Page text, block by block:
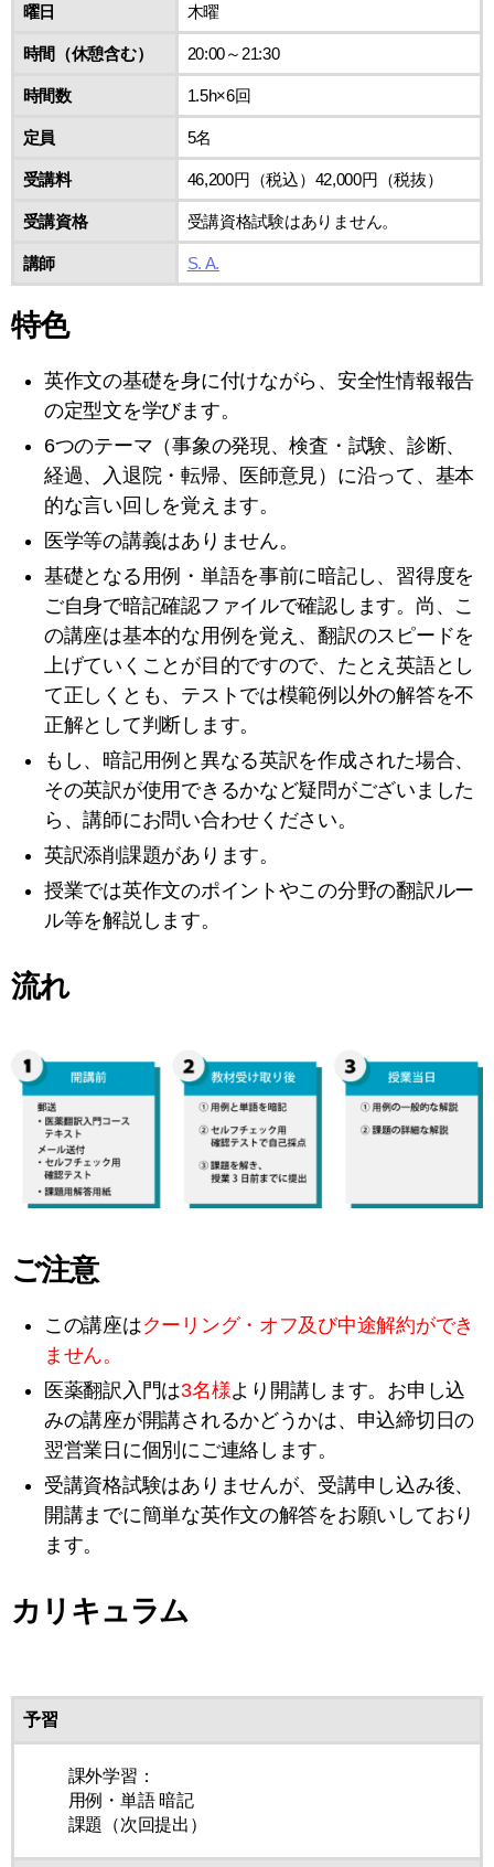
曜日 木曜
時間（休憩含む） 20:00～21:30
時間数 1.5h×6回
定員 5名
受講料 46,200円（税込）42,000円（税抜）
受講資格 受講資格試験はありません。
講師 S. A.
特色
英作文の基礎を身に付けながら、安全性情報報告
の定型文を学びます。
6つのテーマ（事象の発現、検査・試験、診断、
経過、入退院・転帰、医師意見）に沿って、基本
的な言い回しを覚えます。
医学等の講義はありません。
基礎となる用例・単語を事前に暗記し、習得度を
ご自身で暗記確認ファイルで確認します。尚、こ
の講座は基本的な用例を覚え、翻訳のスピードを
上げていくことが目的ですので、たとえ英語とし
て正しくとも、テストでは模範例以外の解答を不
正解として判断します。
もし、暗記用例と異なる英訳を作成された場合、
その英訳が使用できるかなど疑問がございました
ら、講師にお問い合わせください。
英訳添削課題があります。
授業では英作文のポイントやこの分野の翻訳ルー
ル等を解説します。
流れ
ご注意
この講座はクーリング・オフ及び中途解約ができ
ません。
医薬翻訳入門は3名様より開講します。 お申し込
みの講座が開講されるかどうかは、申込締切日の
翌営業日に個別にご連絡します。
受講資格試験はありませんが、受講申し込み後、
開講までに簡単な英作文の解答をお願いしており
ます。
カリキュラム
予習
課外学習：
用例・単語 暗記
課題（次回提出）